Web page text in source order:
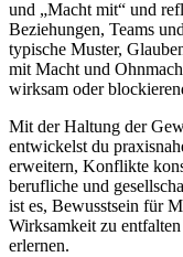
und „Macht mit“ und
Beziehungen, Teams
typische Muster,
mit Macht und
wirksam oder
Mit der Haltung der
entwickelst du
erweitern, Konflikte
berufliche und
ist es, Bewusstsein für
Wirksamkeit zu
erlernen.